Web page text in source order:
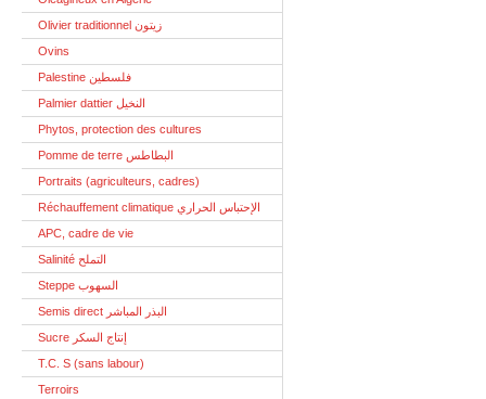
Olivier traditionnel زيتون
Ovins
Palestine فلسطين
Palmier dattier النخيل
Phytos, protection des cultures
Pomme de terre البطاطس
Portraits (agriculteurs, cadres)
Réchauffement climatique الإحتباس الحراري
APC, cadre de vie
Salinité التملح
Steppe السهوب
Semis direct البذر المباشر
Sucre إنتاج السكر
T.C. S (sans labour)
Terroirs